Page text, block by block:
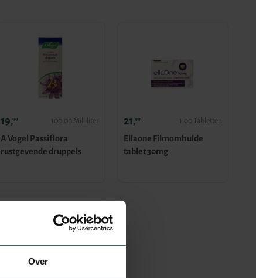
Over
A Vogel Passiflora
rustgevende druppels
19,99 100.00 Milliliter
Ellaone Filmomhulde
tablet 30mg
21,99 1.00 Tabletten